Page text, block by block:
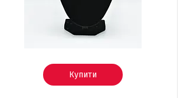
Купити